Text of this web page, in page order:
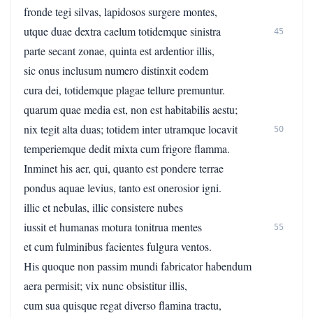
fronde tegi silvas, lapidosos surgere montes,
utque duae dextra caelum totidemque sinistra
45
parte secant zonae, quinta est ardentior illis,
sic onus inclusum numero distinxit eodem
cura dei, totidemque plagae tellure premuntur.
quarum quae media est, non est habitabilis aestu;
nix tegit alta duas; totidem inter utramque locavit
50
temperiemque dedit mixta cum frigore flamma.
Inminet his aer, qui, quanto est pondere terrae
pondus aquae levius, tanto est onerosior igni.
illic et nebulas, illic consistere nubes
iussit et humanas motura tonitrua mentes
55
et cum fulminibus facientes fulgura ventos.
His quoque non passim mundi fabricator habendum
aera permisit; vix nunc obsistitur illis,
cum sua quisque regat diverso flamina tractu,